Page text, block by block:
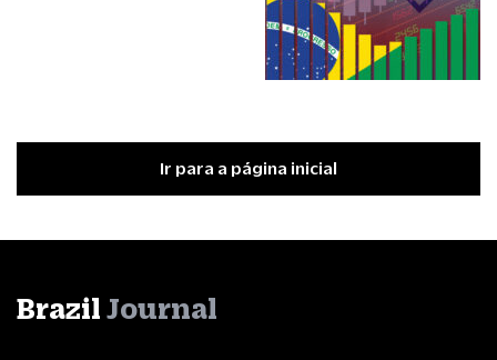
Ir para a página inicial
Brazil Journal